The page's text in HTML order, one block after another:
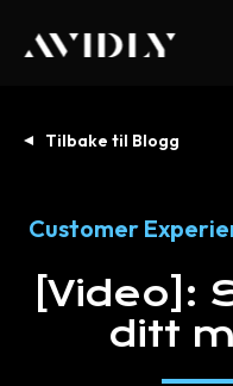
Tilbake til Blogg
Customer
[Video]:
ditt